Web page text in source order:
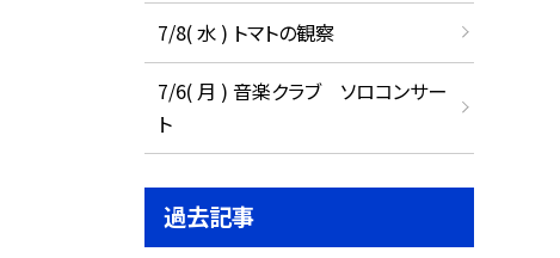
7/8( 水 ) トマトの観察
7/6( 月 ) 音楽クラブ ソロコンサー
ト
過去記事